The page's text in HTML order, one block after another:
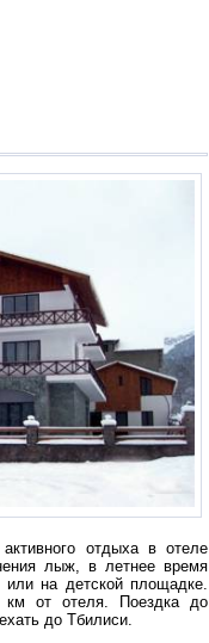
отдыха в отеле
лыж, в летнее время
или на детской площадке.
от отеля. Поездка до
до Тбилиси.